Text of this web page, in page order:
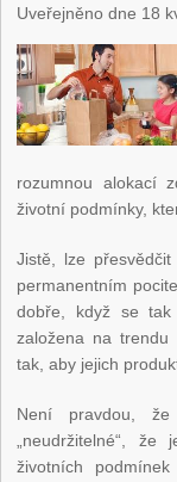
Uveřejněno dne 18
rozumnou alokací
životní podmínky,
Jistě, lze
permanentním
dobře, když se
založena na trendu
tak, aby jejich
Není pravdou,
„neudržitelné“, že
životních